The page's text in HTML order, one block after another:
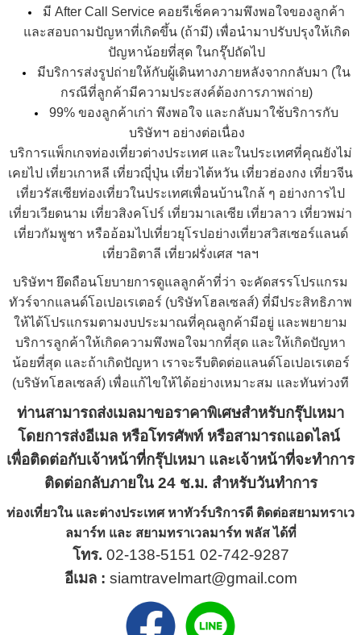
มี After Call Service คอยรีเช็คความพึงพอใจของลูกค้า
และสอบถามปัญหาที่เกิดขึ้น (ถ้ามี) เพื่อนำมาปรับปรุงให้เกิด
ปัญหาน้อยที่สุด ในกรุ๊ปถัดไป
มีบริการส่งรูปถ่ายให้กับผู้เดินทางภายหลังจากกลับมา (ใน
กรณีที่ลูกค้ามีความประสงค์ต้องการภาพถ่าย)
99% ของลูกค้าเก่า พึงพอใจ และกลับมาใช้บริการกับ
บริษัทฯ อย่างต่อเนื่อง
บริการแพ็กเกจท่องเที่ยวต่างประเทศ และในประเทศที่คุณยังไม่
เคยไป เที่ยวเกาหลี เที่ยวญุี่ปุ่น เที่ยวไต้หวัน เที่ยวฮ่องกง เที่ยวจีน
เที่ยวรัสเซียท่องเที่ยวในประเทศเพื่อนบ้านใกล้ ๆ อย่างการไป
เที่ยวเวียดนาม เที่ยวสิงคโปร์ เที่ยวมาเลเซีย เที่ยวลาว เที่ยวพม่า
เที่ยวกัมพูชา หรืออ้อมไปเที่ยวยุโรปอย่างเที่ยวสวิสเซอร์แลนด์
เที่ยวอิตาลี เที่ยวฝรั่งเศส ฯลฯ
บริษัทฯ ยึดถือนโยบายการดูแลลูกค้าที่ว่า จะคัดสรรโปรแกรม
ทัวร์จากแลนด์โอเปอเรเตอร์ (บริษัทโฮลเซลส์) ที่มีประสิทธิภาพ
ให้ได้โปรแกรมตามงบประมาณที่คุณลูกค้ามีอยู่ และพยายาม
บริการลูกค้าให้เกิดความพึงพอใจมากที่สุด และให้เกิดปัญหา
น้อยที่สุด และถ้าเกิดปัญหา เราจะรีบติดต่อแลนด์โอเปอเรเตอร์
(บริษัทโฮลเซลส์) เพื่อแก้ไขให้ได้อย่างเหมาะสม และทันท่วงที
ท่านสามารถส่งเมลมาขอราคาพิเศษสำหรับกรุ๊ปเหมา
โดยการส่งอีเมล หรือโทรศัพท์ หรือสามารถแอดไลน์
เพื่อติดต่อกับเจ้าหน้าที่กรุ๊ปเหมา และเจ้าหน้าที่จะทำการ
ติดต่อกลับภายใน 24 ช.ม. สำหรับวันทำการ
ท่องเที่ยวใน และต่างประเทศ หาทัวร์บริการดี ติดต่อสยามทราเว
ลมาร์ท และ สยามทราเวลมาร์ท พลัส ได้ที่
โทร. 02-138-5151 02-742-9287
อีเมล : siamtravelmart@gmail.com